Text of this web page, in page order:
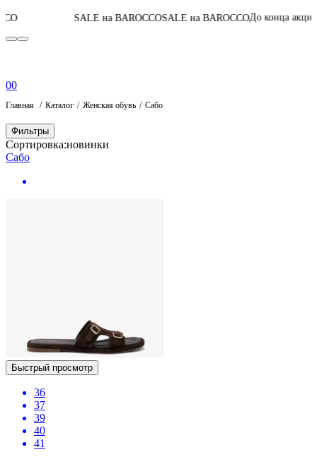
SALE на BAROCCOSALE на BAROCCOДо конца акции04:23:13:51
00
Главная Каталог Женская обувь Сабо
Фильтры
Сортировка:новинки
Сабо
Быстрый просмотр
36
37
39
40
41